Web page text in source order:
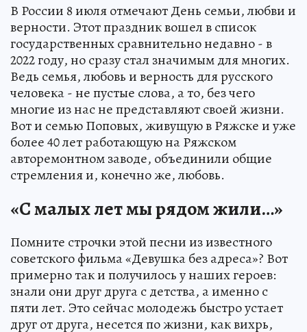
В России 8 июля отмечают День семьи, любви и
верности. Этот праздник вошел в список
государственных сравнительно недавно - в
2022 году, но сразу стал значимым для многих.
Ведь семья, любовь и верность для русского
человека - не пустые слова, а то, без чего
многие из нас не представляют своей жизни.
Вот и семью Поповых, живущую в Ряжске и уже
более 40 лет работающую на Ряжском
авторемонтном заводе, объединили общие
стремления и, конечно же, любовь.
«С малых лет мы рядом жили…»
Помните строчки этой песни из известного
советского фильма «Девушка без адреса»? Вот
примерно так и получилось у наших героев:
знали они друг друга с детства, а именно с
пяти лет. Это сейчас молодежь быстро устает
друг от друга, несется по жизни, как вихрь,